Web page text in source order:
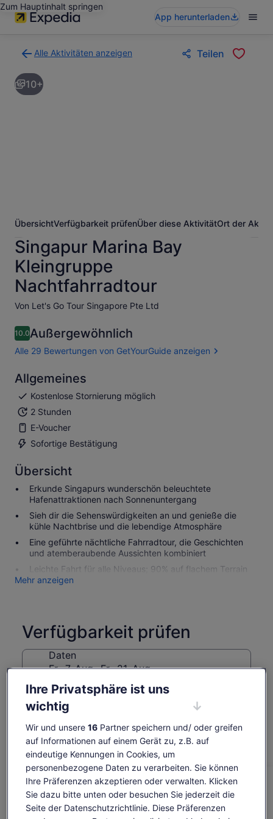
Zum Hauptinhalt springen
App herunterladen
Alle Aktivitäten anzeigen
zur
Ergebnisseite
für
Teilen
10+
ÜbersichtVerfügbarkeit prüfenÜber diese AktivitätOrt der
Singapur Marina Bay
Kleingruppe
Nachtfahrradtour
Von Let's Go Tour Singapore Pte Ltd
10.010.0 von 10
Außergewöhnlich
Alle 29 Bewertungen von GetYourGuide anzeigen
Allgemeines
Kostenlose Stornierung möglich
2 Stunden
E-Voucher
Sofortige Bestätigung
Übersicht
Erkunde Singapurs wunderschön beleuchtete
Hafenattraktionen nach Sonnenuntergang
Sieh dir die Sehenswürdigkeiten an und genieße die
kühle Nachtbrise und die lebendige Atmosphäre
Eine geführte nächtliche Fahrradtour, die Geschichten
und atemberaubende Aussichten kombiniert
Leichte Fahrt für alle Niveaus; 90% auf flachem Terrain
Mehr anzeigen
Verfügbarkeit prüfen
Daten
Fr., 7. Aug.–Fr., 21. Aug.
Reisende
1 Erwachsener
Fr., 7. Aug.
-
Sa., 8. Aug.
81 €
So., 9. Aug.
81 €
Mo., 10. Aug.
Der
Preis
beträgt
81 €
inkl. Steuern & Gebühren
pro Erw.*
Tickets anzeigen
Einige Inhalte dieser Seite wurden möglicherweise
maschinell übersetzt
Originaltext anzeigen (Englisch)
Feedback zu dieser Übersetzung gebenWird
Ihre Privatsphäre ist uns
wichtig
Wir und unsere 16Partner speichern und/ oder greifen
auf Informationen auf einem Gerät zu, z.B. auf
eindeutige Kennungen in Cookies, um
personenbezogene Daten zu verarbeiten. Sie können
Ihre Präferenzen akzeptieren oder verwalten. Klicken
Sie dazu bitte unten oder besuchen Sie jederzeit die
Seite der Datenschutzrichtlinie. Diese Präferenzen